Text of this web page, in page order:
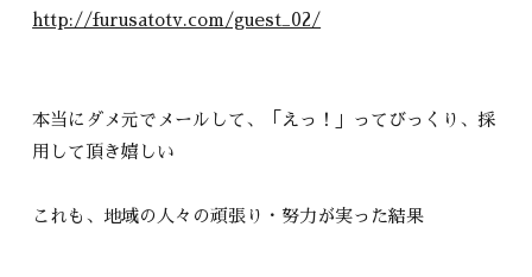
http://furusatotv.com/guest_02/
本当にダメ元でメールして、「えっ！」ってびっくり、採
用して頂き嬉しい
これも、地域の人々の頑張り・努力が実った結果